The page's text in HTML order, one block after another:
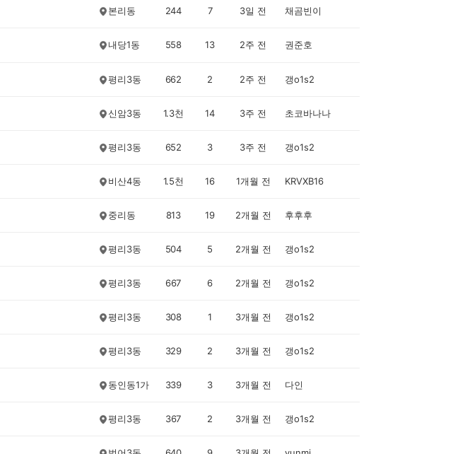
본리동 244 7 3일 전 채곰빈이
내당1동 558 13 2주 전 권준호
평리3동 662 2 2주 전 갱o1s2
신암3동 1.3천 14 3주 전 초코바나나
평리3동 652 3 3주 전 갱o1s2
비산4동 1.5천 16 1개월 전 KRVXB16
중리동 813 19 2개월 전 후후후
평리3동 504 5 2개월 전 갱o1s2
평리3동 667 6 2개월 전 갱o1s2
평리3동 308 1 3개월 전 갱o1s2
평리3동 329 2 3개월 전 갱o1s2
동인동1가 339 3 3개월 전 다인
평리3동 367 2 3개월 전 갱o1s2